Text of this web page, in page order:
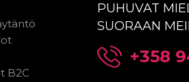
B2C
PUHUVAT
SUORAAN
+358